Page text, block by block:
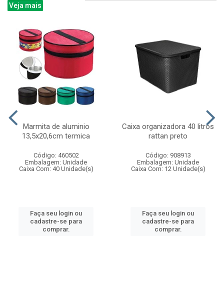
Veja mais
Marmita de aluminio
13,5x20,6cm termica
Código: 460502
Embalagem: Unidade
Caixa Com: 40 Unidade(s)
Faça seu login ou
cadastre-se para
comprar.
Caixa organizadora 40 litros
rattan preto
Código: 908913
Embalagem: Unidade
Caixa Com: 12 Unidade(s)
Faça seu login ou
cadastre-se para
comprar.